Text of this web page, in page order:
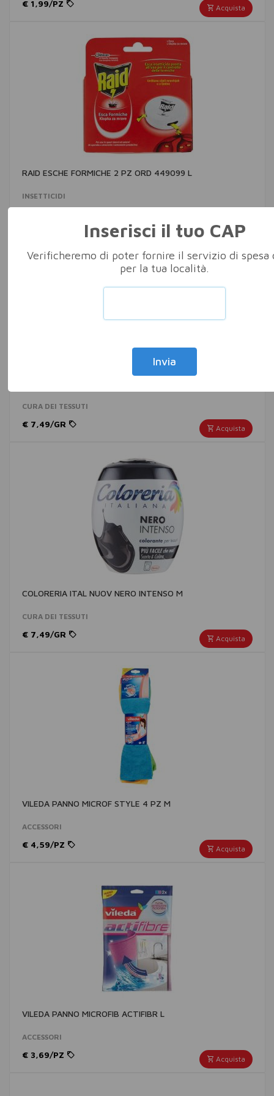
Acquista
€ 1,99/PZ
RAID ESCHE FORMICHE 2 PZ ORD 449099 L
INSETTICIDI
CURA DEI TESSUTI
Acquista
€ 7,49/GR
COLORERIA ITAL NUOV NERO INTENSO M
CURA DEI TESSUTI
Acquista
€ 7,49/GR
VILEDA PANNO MICROF STYLE 4 PZ M
ACCESSORI
Acquista
€ 4,59/PZ
VILEDA PANNO MICROFIB ACTIFIBR L
ACCESSORI
Acquista
€ 3,69/PZ
Inserisci il tuo CAP
Verificheremo di poter fornire il servizio di spesa
per la tua località.
Invia